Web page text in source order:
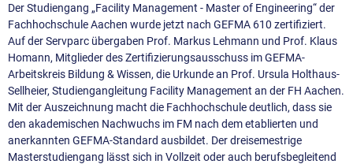
Der Studiengang „Facility Management - Master of Engineering“ der
Fachhochschule Aachen wurde jetzt nach GEFMA 610 zertifiziert.
Auf der Servparc übergaben Prof. Markus Lehmann und Prof. Klaus
Homann, Mitglieder des Zertifizierungsausschuss im GEFMA-
Arbeitskreis Bildung & Wissen, die Urkunde an Prof. Ursula Holthaus-
Sellheier, Studiengangleitung Facility Management an der FH Aachen.
Mit der Auszeichnung macht die Fachhochschule deutlich, dass sie
den akademischen Nachwuchs im FM nach dem etablierten und
anerkannten GEFMA-Standard ausbildet. Der dreisemestrige
Masterstudiengang lässt sich in Vollzeit oder auch berufsbegleitend